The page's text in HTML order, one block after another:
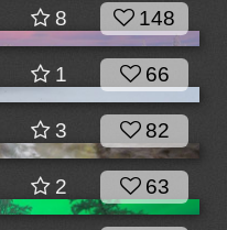
8 148
1 66
3 82
2 63